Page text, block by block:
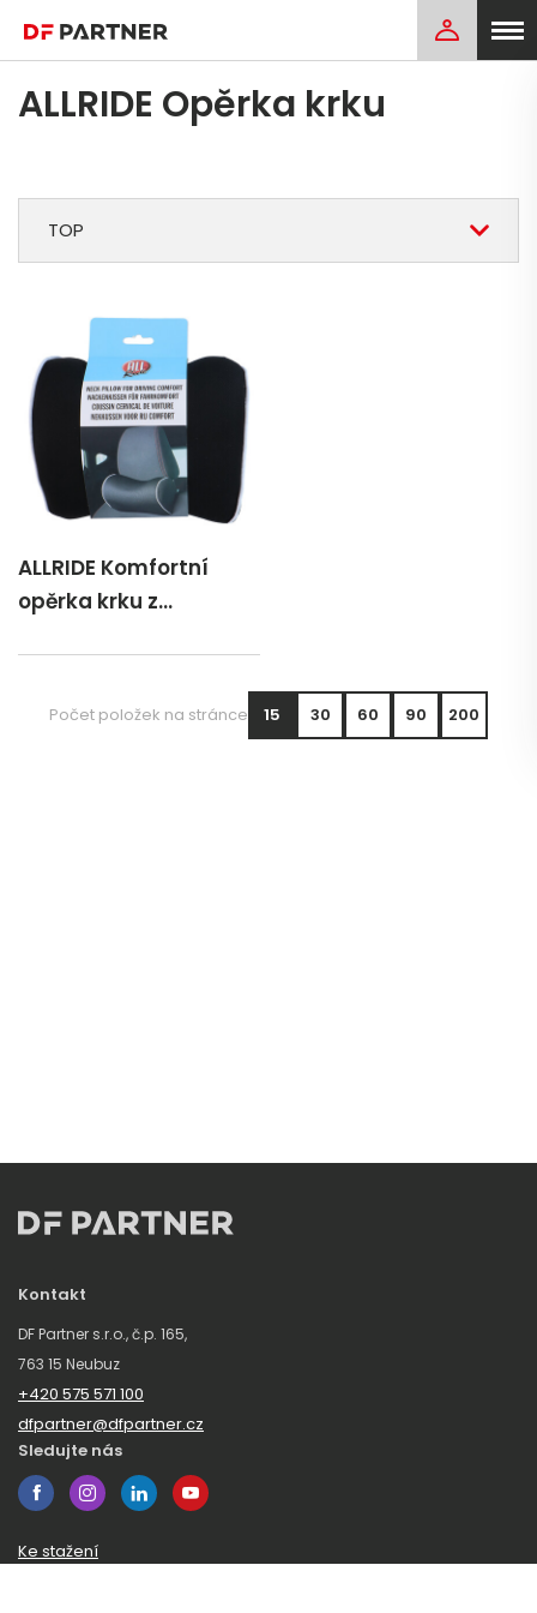
ALLRIDE Opěrka krku
TOP
ALLRIDE Komfortní
opěrka krku z
Počet položek na stránce 15 30 60 90 200
Kontakt
DF Partner s.r.o., č.p. 165,
763 15 Neubuz
+420 575 571 100
dfpartner@dfpartner.cz
Sledujte nás
Ke stažení